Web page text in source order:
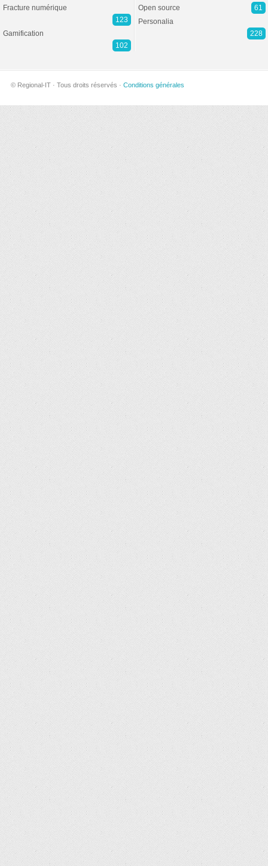
Fracture numérique
123
Gamification
102
Open source
61
Personalia
228
© Regional-IT · Tous droits réservés · Conditions générales